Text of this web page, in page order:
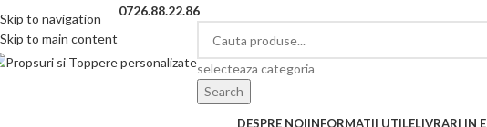
Skip to navigation
Skip to main content
0726.88.22.86
selecteaza categoria
Search
DESPRE NOIINFORMATII UTILELIVRARI IN